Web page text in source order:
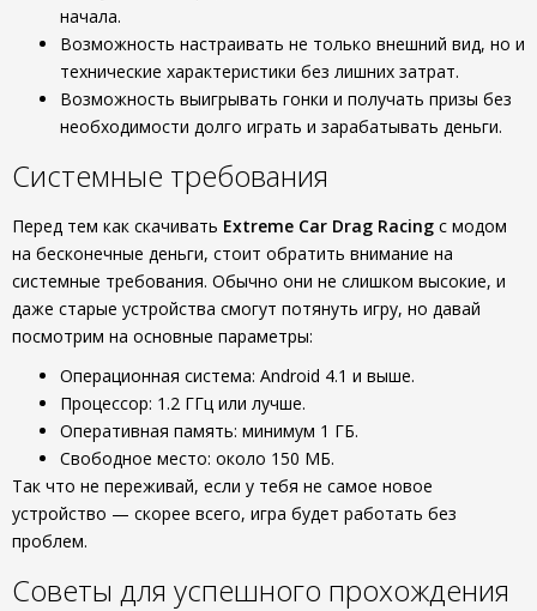
начала.
Возможность настраивать не только внешний вид, но и
технические характеристики без лишних затрат.
Возможность выигрывать гонки и получать призы без
необходимости долго играть и зарабатывать деньги.
Системные требования
Перед тем как скачивать Extreme Car Drag Racing с модом
на бесконечные деньги, стоит обратить внимание на
системные требования. Обычно они не слишком высокие, и
даже старые устройства смогут потянуть игру, но давай
посмотрим на основные параметры:
Операционная система: Android 4.1 и выше.
Процессор: 1.2 ГГц или лучше.
Оперативная память: минимум 1 ГБ.
Свободное место: около 150 МБ.
Так что не переживай, если у тебя не самое новое
устройство — скорее всего, игра будет работать без
проблем.
Советы для успешного прохождения